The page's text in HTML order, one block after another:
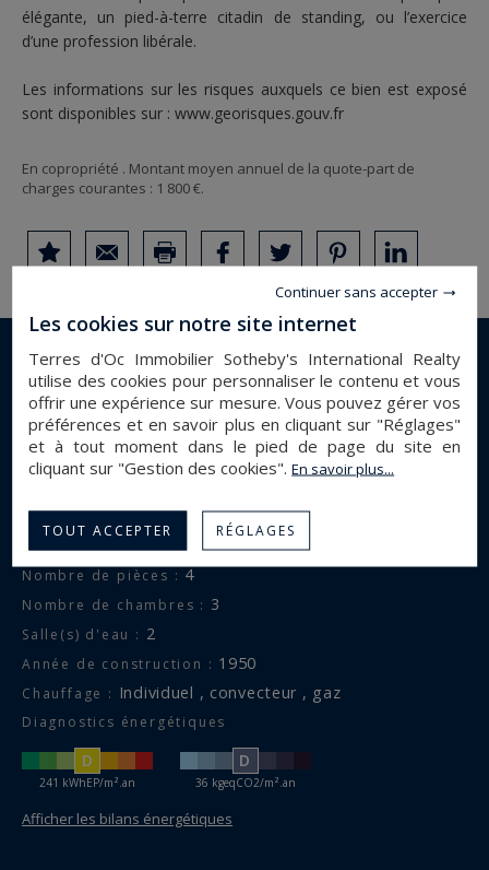
élégante, un pied-à-terre citadin de standing, ou l’exercice
d’une profession libérale.
Les informations sur les risques auxquels ce bien est exposé
sont disponibles sur : www.georisques.gouv.fr
En copropriété . Montant moyen annuel de la quote-part de
charges courantes : 1 800 €.
DÉTAILS DU BIEN
Type de bien : appartement
Ville : perpignan
A proximité : Centre ville , Parc
Surface : 107.37 m²
Nombre de pièces : 4
Nombre de chambres : 3
Salle(s) d'eau : 2
Année de construction : 1950
Chauffage : individuel , convecteur , gaz
Diagnostics énergétiques
D
241 kWhEP/m².an
D
36 kgeqCO2/m².an
Afficher les bilans énergétiques
Continuer sans accepter
Les cookies sur notre site internet
Terres d'Oc Immobilier Sotheby's International Realty
utilise des cookies pour personnaliser le contenu et vous
offrir une expérience sur mesure. Vous pouvez gérer vos
préférences et en savoir plus en cliquant sur "Réglages"
et à tout moment dans le pied de page du site en
cliquant sur "Gestion des cookies".En savoir plus...
TOUT ACCEPTER RÉGLAGES